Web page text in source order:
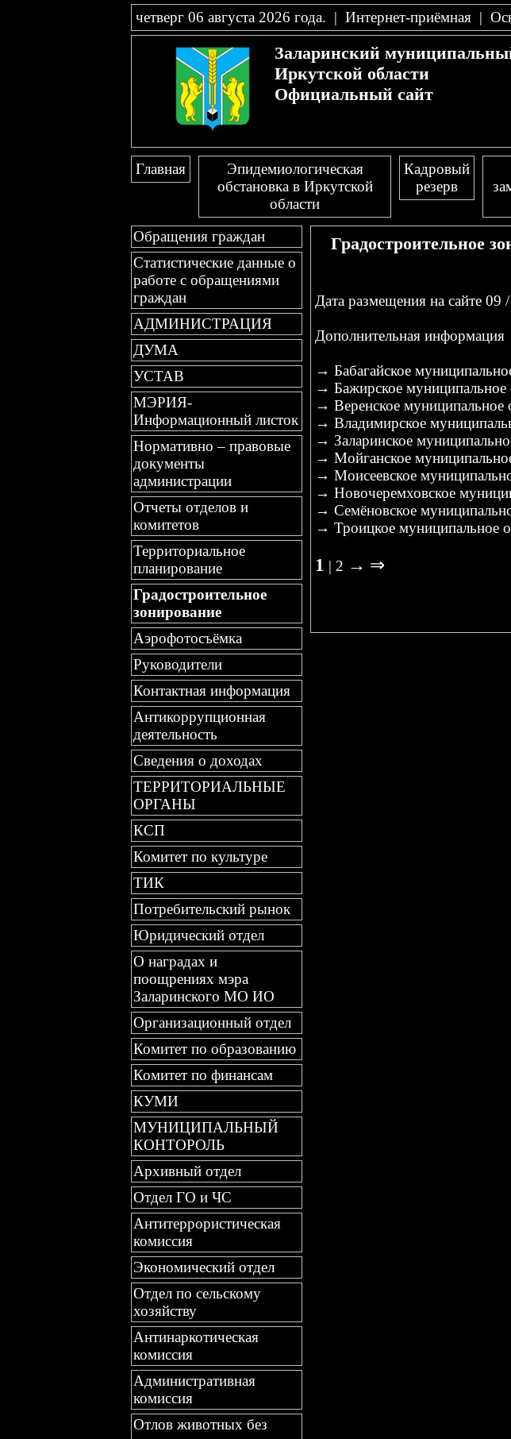
четверг 06 августа 2026 года. | Интернет-приёмная |
Заларинский
Иркутской области
Официальный сайт
Главная
Эпидемиологическая
обстановка в Иркутской
области
Кадровый
резерв
Обращения граждан
Статистические данные о
работе с обращениями
граждан
АДМИНИСТРАЦИЯ
ДУМА
УСТАВ
МЭРИЯ-
Информационный листок
Нормативно – правовые
документы
администрации
Отчеты отделов и
комитетов
Территориальное
планирование
Градостроительное
зонирование
Аэрофотосъёмка
Руководители
Контактная информация
Антикоррупционная
деятельность
Сведения о доходах
ТЕРРИТОРИАЛЬНЫЕ
ОРГАНЫ
КСП
Комитет по культуре
ТИК
Потребительский рынок
Юридический отдел
О наградах и
поощрениях мэра
Заларинского МО ИО
Организационный отдел
Комитет по образованию
Комитет по финансам
КУМИ
МУНИЦИПАЛЬНЫЙ
КОНТОРОЛЬ
Архивный отдел
Отдел ГО и ЧС
Антитеррористическая
комиссия
Экономический отдел
Отдел по сельскому
хозяйству
Антинаркотическая
комиссия
Административная
комиссия
Отлов животных без
Градостроительное
Дата размещения на сайте 09
Дополнительная информация
→ Бабагайское
→ Бажирское муниципальное
→ Веренское муниципальное
→ Владимирское
→ Заларинское
→ Мойганское
→ Моисеевское
→ Новочеремховское
→ Семёновское
→ Троицкое муниципальное
1 | 2 → ⇒